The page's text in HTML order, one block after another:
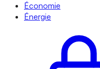
Économie
Énergie